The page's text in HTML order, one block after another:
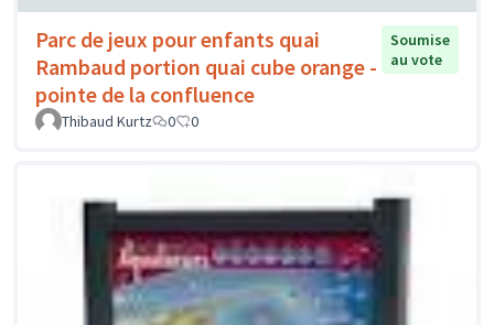
Parc de jeux pour enfants quai
Rambaud portion quai cube orange -
pointe de la confluence
Soumise
au vote
Thibaud Kurtz 0 0